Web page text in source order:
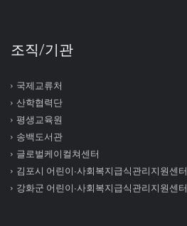
조직/기관
국제교류처
산학협력단
평생교육원
송백도서관
글로벌케이컬쳐센터
김포시 어린이∙사회복지급식관리지원센터
강화군 어린이∙사회복지급식관리지원센터